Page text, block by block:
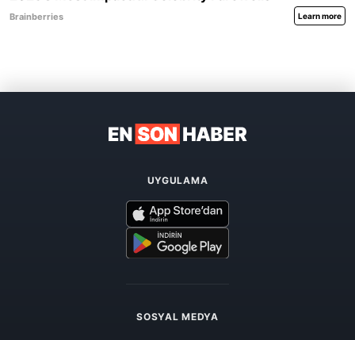
UYGULAMA
SOSYAL MEDYA